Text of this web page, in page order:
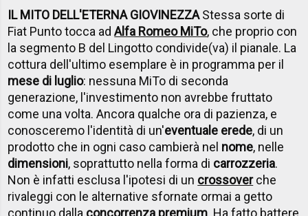
IL MITO DELL'ETERNA GIOVINEZZAStessa sorte di
Fiat Punto tocca adAlfa Romeo MiTo, che proprio con
la segmento B del Lingotto condivide(va) il pianale. La
cottura dell'ultimo esemplare è in programma per il
mese di luglio: nessuna MiTo di seconda
generazione, l'investimento non avrebbe fruttato
come una volta. Ancora qualche ora di pazienza, e
conosceremo l'identità di un'eventuale erede, di un
prodotto che in ogni caso cambierà nel nome, nelle
dimensioni, soprattutto nella forma di carrozzeria.
Non è infatti esclusa l'ipotesi di un crossoverche
rivaleggi con le alternative sfornate ormai a getto